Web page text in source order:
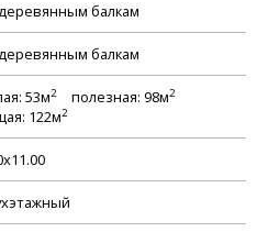
балкам
балкам
53м2 полезная: 98м2
122м2
спецификация элементов
стен
чердака (если есть)
стропил